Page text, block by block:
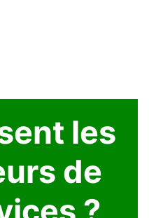
les
de